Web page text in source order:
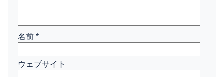
名前 *
ウェブサイト